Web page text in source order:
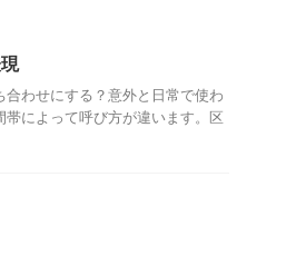
わせにする？意外と日常で使わ
によって呼び方が違います。区